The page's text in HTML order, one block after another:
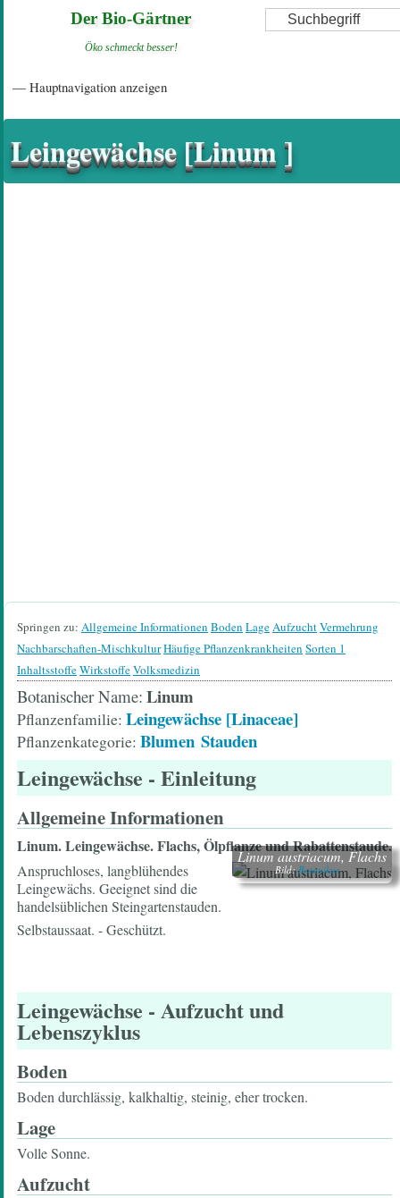
Suche
Der Bio-Gärtner
Öko schmeckt besser!
— Hauptnavigation anzeigen
Leingewächse [Linum ]
Springen zu: Allgemeine Informationen Boden LageAufzuchtVermehrung
Nachbarschaften-MischkulturHäufige Pflanzenkrankheiten Sorten 1
InhaltsstoffeWirkstoffeVolksmedizin
Botanischer Name Linum
Pflanzenfamilie Leingewächse [Linaceae]
Pflanzenkategorie Blumen Stauden
Leingewächse - Einleitung
Allgemeine Informationen
Linum.Leingewächse. Flachs, Ölpflanze und Rabattenstaude.
Linum austriacum, Flachs
Bild:Botanikus
Anspruchloses, langblühendes
Leingewächs. Geeignet sind die
handelsüblichen Steingartenstauden.
Selbstaussaat. - Geschützt.
Leingewächse - Aufzucht und
Lebenszyklus
Boden
Boden durchlässig, kalkhaltig, steinig, eher trocken.
Lage
Volle Sonne.
Aufzucht